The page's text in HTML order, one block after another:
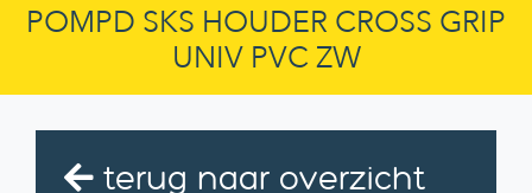
POMPD SKS HOUDER CROSS GRIP
UNIV PVC ZW
terug naar overzicht